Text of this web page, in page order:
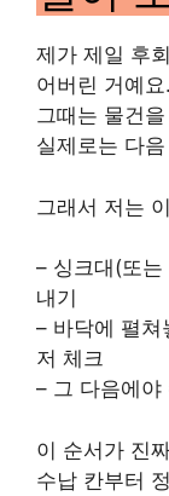
제가 제일 후
어버린 거예요.
그때는 물건
실제로는 다
그래서 저는
– 싱크대(또
내기
– 바닥에 펼쳐
저 체크
– 그 다음에야
이 순서가 진
수납 칸부터